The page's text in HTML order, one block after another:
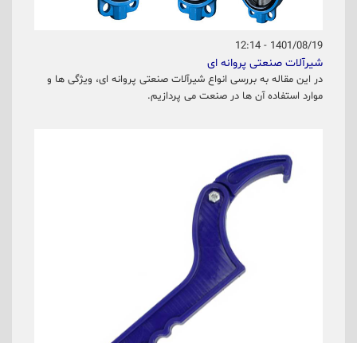
1401/08/19 - 12:14
شیرآلات صنعتی پروانه ای
در این مقاله به بررسی انواع شیرآلات صنعتی پروانه ای، ویژگی ها و
موارد استفاده آن ها در صنعت می پردازیم.